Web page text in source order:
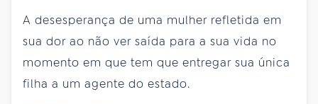
A desesperança de uma mulher refletida em
sua dor ao não ver saída para a sua vida no
momento em que tem que entregar sua única
filha a um agente do estado.